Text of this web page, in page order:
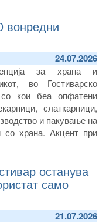
пиење, ниту пак за
вонредни
24.07.2026
за храна и
во Гостиварско
кои беа опфатени
слаткарници,
и пакување на
со храна. Акцент при
забрана на АХВ за
водоснабдителен
останува
само
21.07.2026